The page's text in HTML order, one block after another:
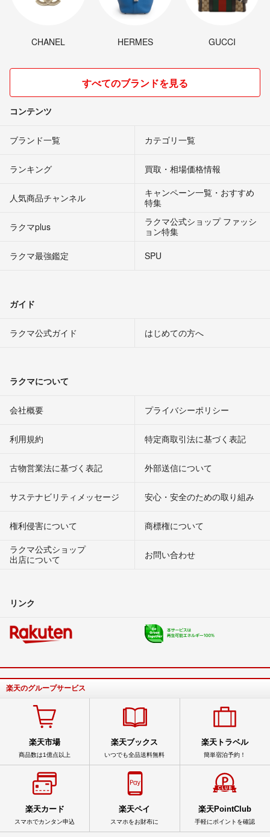
CHANEL HERMES GUCCI
すべてのブランドを見る
コンテンツ
ブランド一覧 カテゴリ一覧
ランキング 買取・相場価格情報
人気商品チャンネル
キャンペーン一覧・おすすめ
特集
ラクマplus
ラクマ公式ショップ ファッシ
ョン特集
ラクマ最強鑑定
SPU
ガイド
ラクマ公式ガイド はじめての方へ
ラクマについて
会社概要 プライバシーポリシー
利用規約 特定商取引法に基づく表記
古物営業法に基づく表記 外部送信について
サステナビリティメッセージ 安心・安全のための取り組み
権利侵害について
商標権について
ラクマ公式ショップ
出店について
お問い合わせ
リンク
楽天のグループサービス
楽天市場
商品数は1億点以上
楽天ブックス
いつでも全品送料無料
楽天トラベル
簡単宿泊予約！
楽天カード
スマホでカンタン申込
楽天ペイ
スマホをお財布に
楽天PointClub
手軽にポイントを確認